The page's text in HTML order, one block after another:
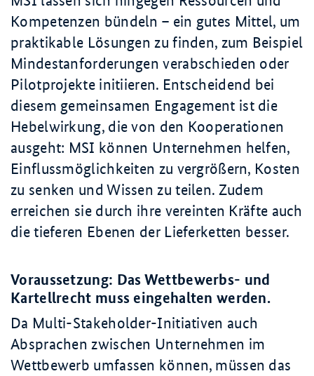
Kompetenzen bündeln – ein gutes Mittel, um
praktikable Lösungen zu finden, zum Beispiel
Mindest­anforderungen verabschieden oder
Pilotprojekte initiieren. Entscheidend bei
diesem gemeinsamen Engagement ist die
Hebelwirkung, die von den Kooperationen
ausgeht: MSI können Unternehmen helfen,
Einfluss­möglichkeiten zu vergrößern, Kosten
zu senken und Wissen zu teilen. Zudem
erreichen sie durch ihre vereinten Kräfte auch
die tieferen Ebenen der Lieferketten besser.
Voraussetzung: Das Wettbewerbs- und
Kartellrecht muss eingehalten werden.
Da Multi-Stakeholder-Initiativen auch
Absprachen zwischen Unternehmen im
Wettbewerb umfassen können, müssen das